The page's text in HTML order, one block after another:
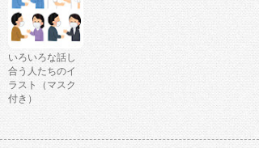
いろいろな話し
合う人たちのイ
ラスト（マスク
付き）